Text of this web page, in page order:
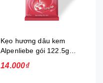
Kẹo hương dâu kem
Alpenliebe gói 122.5g
14.000₫